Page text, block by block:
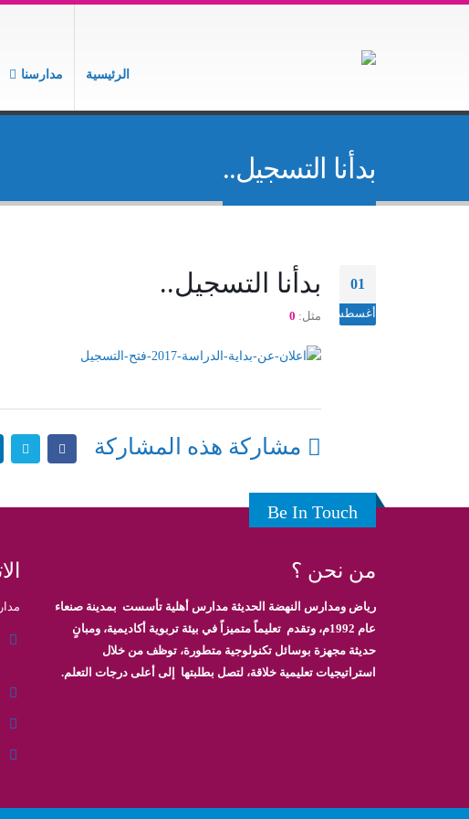
الرئيسية مدارسنا
بدأنا التسجيل..
01
أغسطس
بدأنا التسجيل..
مثل: 0
مشاركة هذه المشاركة
Be In Touch
من نحن ؟
رياض ومدارس النهضة الحديثة مدارس أهلية تأسست بمدينة صنعاء
عام 1992م، وتقدم تعليماً متميزاً في بيئة تربوية أكاديمية، ومبانٍ
حديثة مجهزة بوسائل تكنولوجية متطورة، توظف من خلال
استراتيجيات تعليمية خلاقة، لتصل بطلبتها إلى أعلى درجات التعلم.